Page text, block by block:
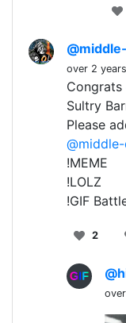
over 2
Congrats
Sultry
Please
!MEME
!LOLZ
!GIF
2